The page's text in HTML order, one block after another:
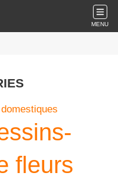
MENU
fleurs